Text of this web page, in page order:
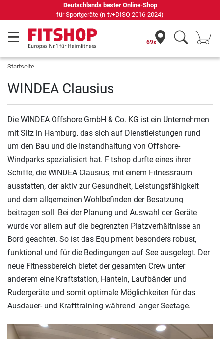
Deutschlands bester Online-Shop
für Sportgeräte (n-tv+DISQ 2016-2024)
69x
Startseite
WINDEA Clausius
Die WINDEA Offshore GmbH & Co. KG ist ein Unternehmen
mit Sitz in Hamburg, das sich auf Dienstleistungen rund
um den Bau und die Instandhaltung von Offshore-
Windparks spezialisiert hat. Fitshop durfte eines ihrer
Schiffe, die WINDEA Clausius, mit einem Fitnessraum
ausstatten, der aktiv zur Gesundheit, Leistungsfähigkeit
und dem allgemeinen Wohlbefinden der Besatzung
beitragen soll. Bei der Planung und Auswahl der Geräte
wurde vor allem auf die begrenzten Platzverhältnisse an
Bord geachtet. So ist das Equipment besonders robust,
funktional und für die Bedingungen auf See ausgelegt. Der
neue Fitnessbereich bietet der gesamten Crew unter
anderem eine Kraftstation, Hanteln, Laufbänder und
Rudergeräte und somit optimale Möglichkeiten für das
Ausdauer- und Krafttraining während langer Seetage.